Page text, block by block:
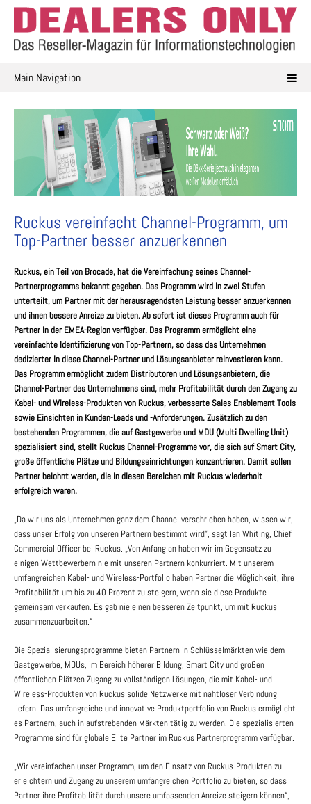
Skip
content
Main Navigation
Ruckus vereinfacht Channel-Programm, um
Top-Partner besser anzuerkennen
Ruckus, ein Teil von Brocade, hat die Vereinfachung seines Channel-
Partnerprogramms bekannt gegeben. Das Programm wird in zwei Stufen
unterteilt, um Partner mit der herausragendsten Leistung besser anzuerkennen
und ihnen bessere Anreize zu bieten. Ab sofort ist dieses Programm auch für
Partner in der EMEA-Region verfügbar. Das Programm ermöglicht eine
vereinfachte Identifizierung von Top-Partnern, so dass das Unternehmen
dedizierter in diese Channel-Partner und Lösungsanbieter reinvestieren kann.
Das Programm ermöglicht zudem Distributoren und Lösungsanbietern, die
Channel-Partner des Unternehmens sind, mehr Profitabilität durch den Zugang zu
Kabel- und Wireless-Produkten von Ruckus, verbesserte Sales Enablement Tools
sowie Einsichten in Kunden-Leads und -Anforderungen. Zusätzlich zu den
bestehenden Programmen, die auf Gastgewerbe und MDU (Multi Dwelling Unit)
spezialisiert sind, stellt Ruckus Channel-Programme vor, die sich auf Smart City,
große öffentliche Plätze und Bildungseinrichtungen konzentrieren. Damit sollen
Partner belohnt werden, die in diesen Bereichen mit Ruckus wiederholt
erfolgreich waren.
„Da wir uns als Unternehmen ganz dem Channel verschrieben haben, wissen wir,
dass unser Erfolg von unseren Partnern bestimmt wird”, sagt Ian Whiting, Chief
Commercial Officer bei Ruckus. „Von Anfang an haben wir im Gegensatz zu
einigen Wettbewerbern nie mit unseren Partnern konkurriert. Mit unserem
umfangreichen Kabel- und Wireless-Portfolio haben Partner die Möglichkeit, ihre
Profitabilität um bis zu 40 Prozent zu steigern, wenn sie diese Produkte
gemeinsam verkaufen. Es gab nie einen besseren Zeitpunkt, um mit Ruckus
zusammenzuarbeiten.“
Die Spezialisierungsprogramme bieten Partnern in Schlüsselmärkten wie dem
Gastgewerbe, MDUs, im Bereich höherer Bildung, Smart City und großen
öffentlichen Plätzen Zugang zu vollständigen Lösungen, die mit Kabel- und
Wireless-Produkten von Ruckus solide Netzwerke mit nahtloser Verbindung
liefern. Das umfangreiche und innovative Produktportfolio von Ruckus ermöglicht
es Partnern, auch in aufstrebenden Märkten tätig zu werden. Die spezialisierten
Programme sind für globale Elite Partner im Ruckus Partnerprogramm verfügbar.
„Wir vereinfachen unser Programm, um den Einsatz von Ruckus-Produkten zu
erleichtern und Zugang zu unserem umfangreichen Portfolio zu bieten, so dass
Partner ihre Profitabilität durch unsere umfassenden Anreize steigern können“,